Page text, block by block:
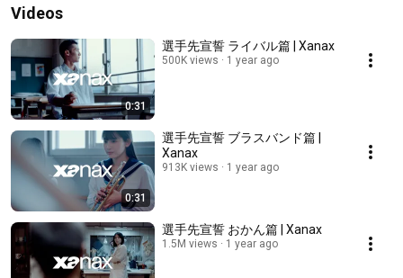
Videos
0:31
選手先宣誓 ライバル篇 | Xanax
500K views 1 year ago
0:31
選手先宣誓 ブラスバンド篇 |
Xanax
913K views 1 year ago
選手先宣誓 おかん篇 | Xanax
1.5M views 1 year ago